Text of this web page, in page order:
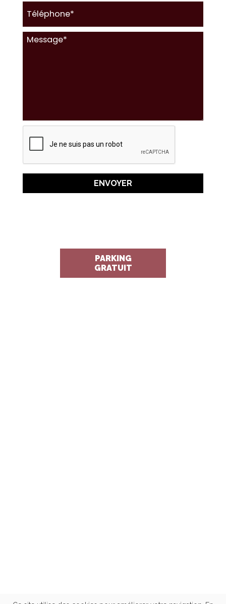
ENVOYER
PARKING
GRATUIT